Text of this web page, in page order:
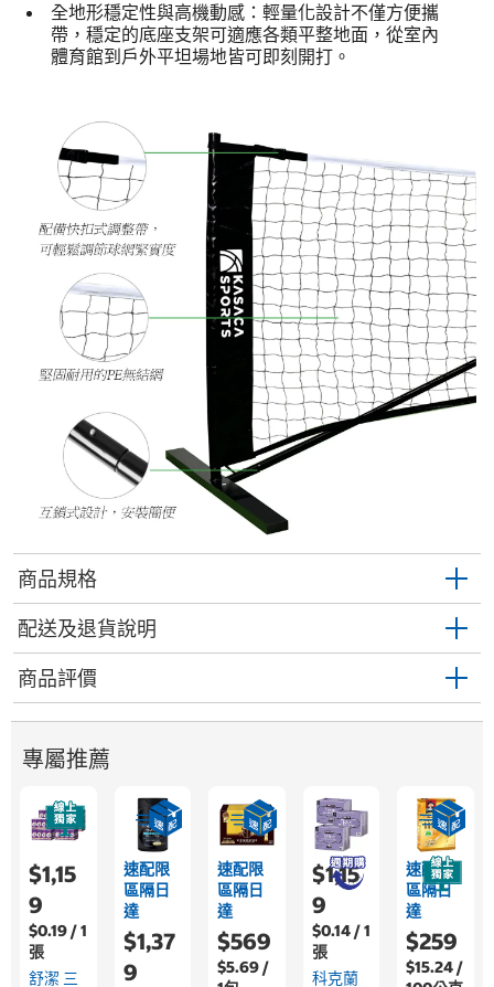
全地形穩定性與高機動感：輕量化設計不僅方便攜
帶，穩定的底座支架可適應各類平整地面，從室內
體育館到戶外平坦場地皆可即刻開打。
商品規格
配送及退貨說明
商品評價
專屬推薦
$1,15
9
$0.19 / 1
張
舒潔 三
速配限
區隔日
達
$1,37
9
速配限
區隔日
達
$569
$5.69 /
$1,15
9
$0.14 / 1
張
科克蘭
速配限
區隔日
達
$259
$15.24 /